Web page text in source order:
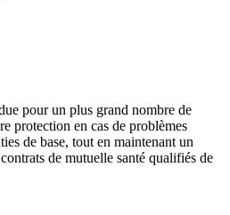
pour un plus grand nombre de
protection en cas de problèmes
de base, tout en maintenant un
de mutuelle santé qualifiés de